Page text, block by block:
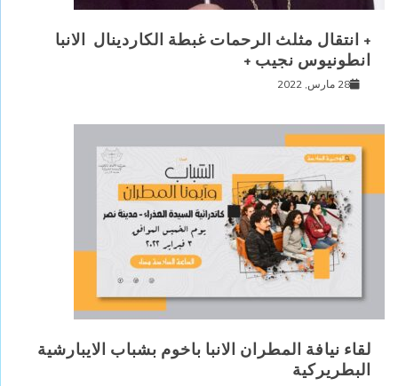
+ انتقال مثلث الرحمات غبطة الكاردينال الانبا
انطونيوس نجيب +
28 مارس, 2022
لقاء نيافة المطران الانبا باخوم بشباب الايبارشية
البطريركية